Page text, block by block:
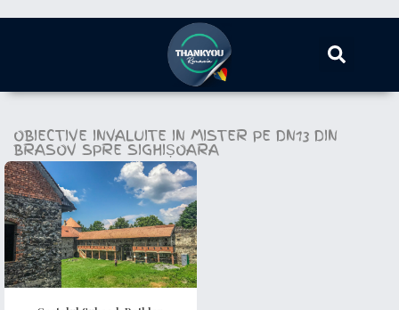
OBIECTIVE INVALUITE IN MISTER PE DN13 DIN
BRASOV SPRE SIGHIȘOARA